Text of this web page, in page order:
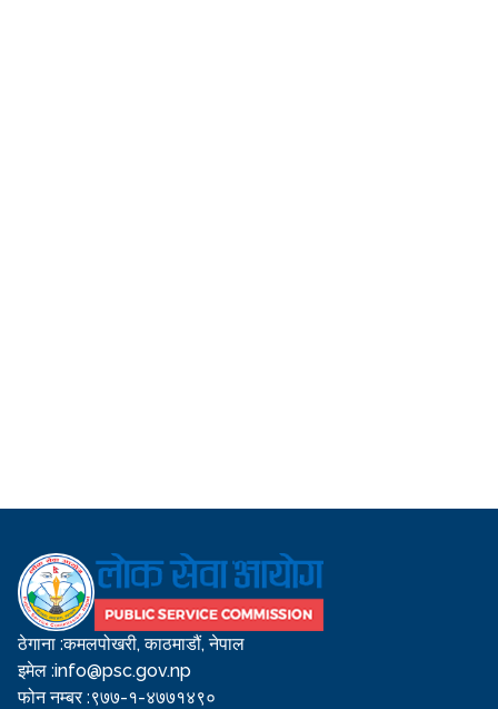
ठेगाना :कमलपोखरी, काठमाडौं, नेपाल
इमेल :info@psc.gov.np
फोन नम्बर :९७७-१-४७७१४९०